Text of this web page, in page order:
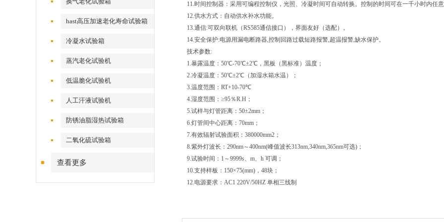
hast高压加速老化寿命试验箱
冷凝水试验箱
蒸汽老化试验机
低温脆化试验机
人工汗液试验机
防锈油脂湿热试验箱
二氧化硫试验箱
查看更多
11.时间控制器：采用可编程控制仪，光照、冷凝时间可自动转换。控制的时间可在一千小时内任
12.供水方式：自动供水补水功能。
13.通信:可双向联机（RS585通信接口），界面友好（选配）。
14.安全保护:电源用漏电断路器,控制回路过载短路报警,超温报警,缺水保护。
技术参数:
1.暴露温度：50℃-70℃±2℃，黑板（黑标准）温度；
2.冷凝温度：50℃±2℃（加湿水箱水温）；
3.温度范围：RT+10-70℃
4.湿度范围：≥95％R.H；
5.试样与灯管距离：50±2mm；
6.灯管间中心距离：70mm；
7.有效辐射试验面积：380000mm2；
8.紫外灯波长：290nm～400nm(峰值波长313nm,340nm,365nm可选)；
9.试验时间：1～9999s、m、h 可调；
10.支持样板：150×75(mm)，48块；
12.电源要求：AC1 220V/50HZ 单相三线制